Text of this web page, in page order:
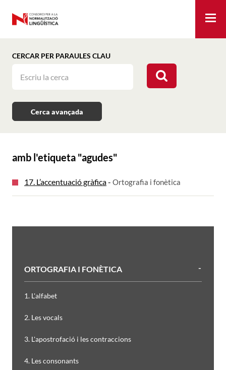
CERCAR PER PARAULES CLAU
Cerca avançada
amb l'etiqueta "agudes"
17. L’accentuació gràfica- Ortografia i fonètica
ORTOGRAFIA I FONÈTICA
1. L'alfabet
2. Les vocals
3. L'apostrofació i les contraccions
4. Les consonants